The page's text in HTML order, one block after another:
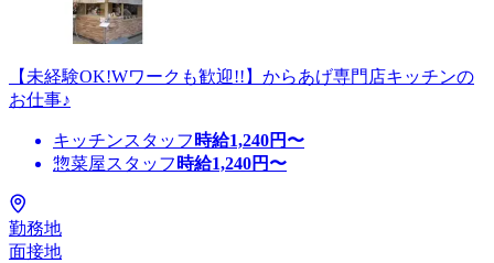
【未経験OK!Wワークも歓迎!!】からあげ専門店キッチンの
お仕事♪
キッチンスタッフ 時給1,240円〜
惣菜屋スタッフ 時給1,240円〜
勤務地
面接地